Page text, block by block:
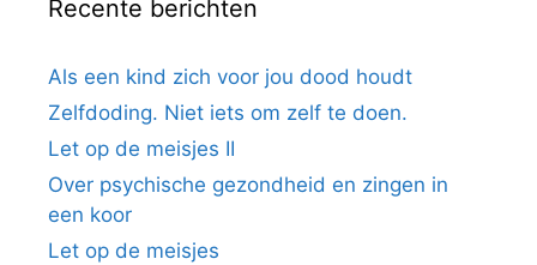
Recente berichten
Als een kind zich voor jou dood houdt
Zelfdoding. Niet iets om zelf te doen.
Let op de meisjes II
Over psychische gezondheid en zingen in
een koor
Let op de meisjes